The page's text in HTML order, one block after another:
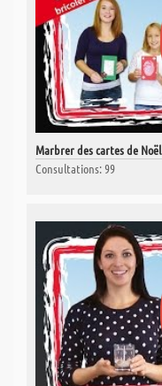
Marbrer des cartes de Noël
Consultations: 99